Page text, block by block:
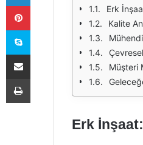
Erk
Kalite
Müşteri
Erk
Pinterest
Skype
E-Posta ile paylaş